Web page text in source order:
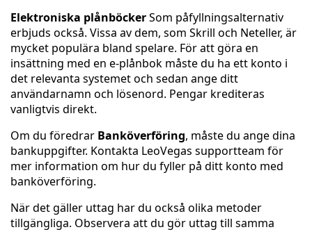
Elektroniska plånböckerSom påfyllningsalternativ
erbjuds också. Vissa av dem, som Skrill och Neteller, är
mycket populära bland spelare. För att göra en
insättning med en e-plånbok måste du ha ett konto i
det relevanta systemet och sedan ange ditt
användarnamn och lösenord. Pengar krediteras
vanligtvis direkt.
Om du föredrar Banköverföring, måste du ange dina
bankuppgifter. Kontakta LeoVegas supportteam för
mer information om hur du fyller på ditt konto med
banköverföring.
När det gäller uttag har du också olika metoder
tillgängliga. Observera att du gör uttag till samma